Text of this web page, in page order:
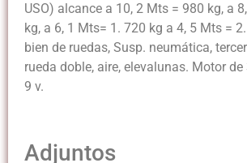
USO) alcance a 10, 2 Mts = 980 kg, a
kg, a 6, 1 Mts= 1. 720 kg a 4, 5 Mts =
bien de ruedas, Susp. neumática,
rueda doble, aire, elevalunas. Motor
9 v.
Adjuntos